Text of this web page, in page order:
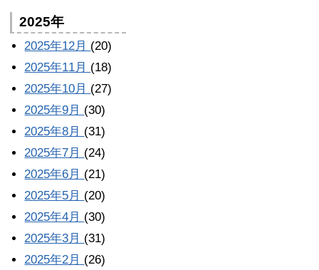
2025年
2025年12月 (20)
2025年11月 (18)
2025年10月 (27)
2025年9月 (30)
2025年8月 (31)
2025年7月 (24)
2025年6月 (21)
2025年5月 (20)
2025年4月 (30)
2025年3月 (31)
2025年2月 (26)